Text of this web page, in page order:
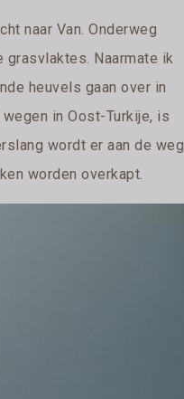
naar Van. Onderweg
Naarmate ik
heuvels gaan over in
in Oost-Turkije, is
wordt er aan de weg
worden overkapt.